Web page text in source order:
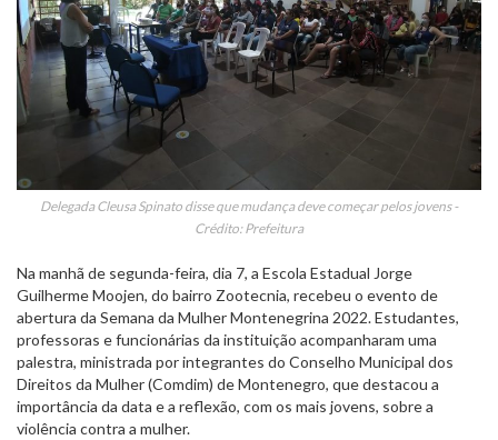
Delegada Cleusa Spinato disse que mudança deve começar pelos jovens -
Crédito: Prefeitura
Na manhã de segunda-feira, dia 7, a Escola Estadual Jorge
Guilherme Moojen, do bairro Zootecnia, recebeu o evento de
abertura da Semana da Mulher Montenegrina 2022. Estudantes,
professoras e funcionárias da instituição acompanharam uma
palestra, ministrada por integrantes do Conselho Municipal dos
Direitos da Mulher (Comdim) de Montenegro, que destacou a
importância da data e a reflexão, com os mais jovens, sobre a
violência contra a mulher.